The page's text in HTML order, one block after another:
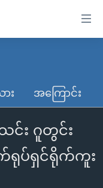
း အကြောင်း
း ဂူတွင်း
ရုပ်ရှင်ရိုက်ကူး